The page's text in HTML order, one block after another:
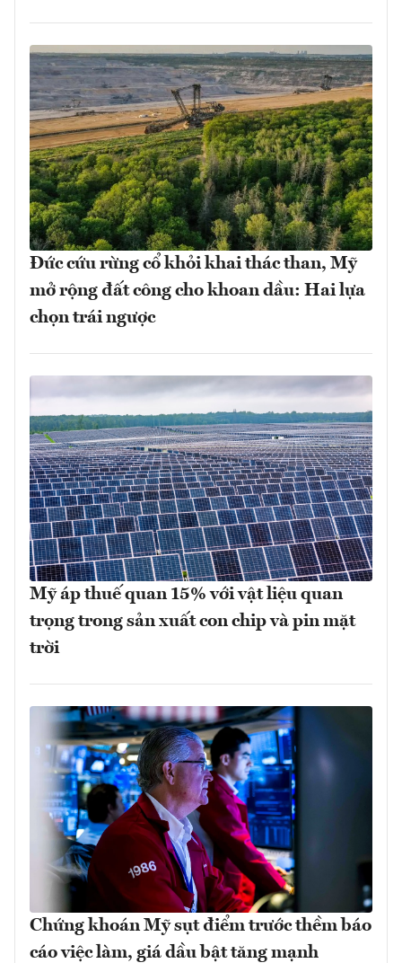
Đức cứu rừng cổ khỏi khai thác than, Mỹ
mở rộng đất công cho khoan dầu: Hai lựa
chọn trái ngược
Mỹ áp thuế quan 15% với vật liệu quan
trọng trong sản xuất con chip và pin mặt
trời
Chứng khoán Mỹ sụt điểm trước thềm báo
cáo việc làm, giá dầu bật tăng mạnh